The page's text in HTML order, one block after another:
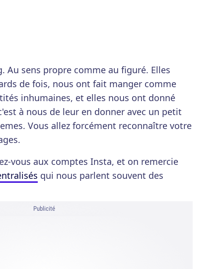
Au sens propre comme au figuré. Elles
de fois, nous ont fait manger comme
inhumaines, et elles nous ont donné
à nous de leur en donner avec un petit
Vous allez forcément reconnaître votre
vous aux comptes Insta, et on remercie
qui nous parlent souvent des
Publicité